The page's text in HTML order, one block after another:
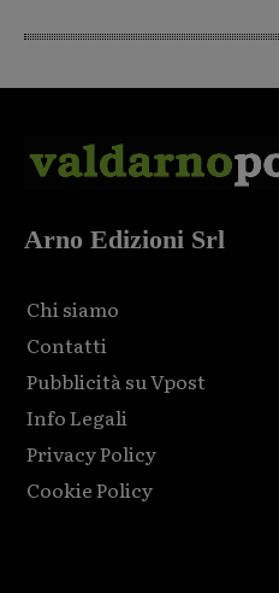
Arno Edizioni Srl
Chi siamo
Contatti
Pubblicità su Vpost
Info Legali
Privacy Policy
Cookie Policy